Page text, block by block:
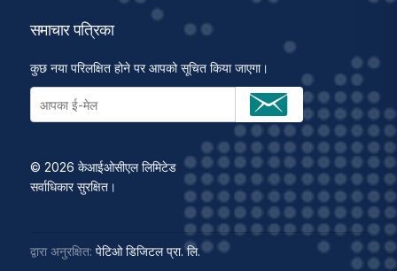
समाचार पत्रिका
कुछ नया परिलक्षित होने पर आपको सूचित किया जाएगा।
© 2026 केआईओसीएल लिमिटेड
सर्वाधिकार सुरक्षित।
द्वारा अनुरक्षित: पेटिओ डिजिटल प्रा. लि.